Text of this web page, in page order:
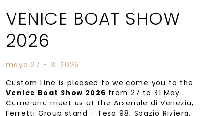
VENICE BOAT SHOW
2026
mayo 27 - 31 2026
Custom Line is pleased to welcome you to the
Venice Boat Show 2026 from 27 to 31 May.
Come and meet us at the Arsenale di Venezia,
Ferretti Group stand ­- Tesa 98, Spazio Riviera.